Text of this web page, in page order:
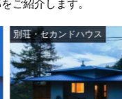
ご紹介します。
荘・セカンドハウス